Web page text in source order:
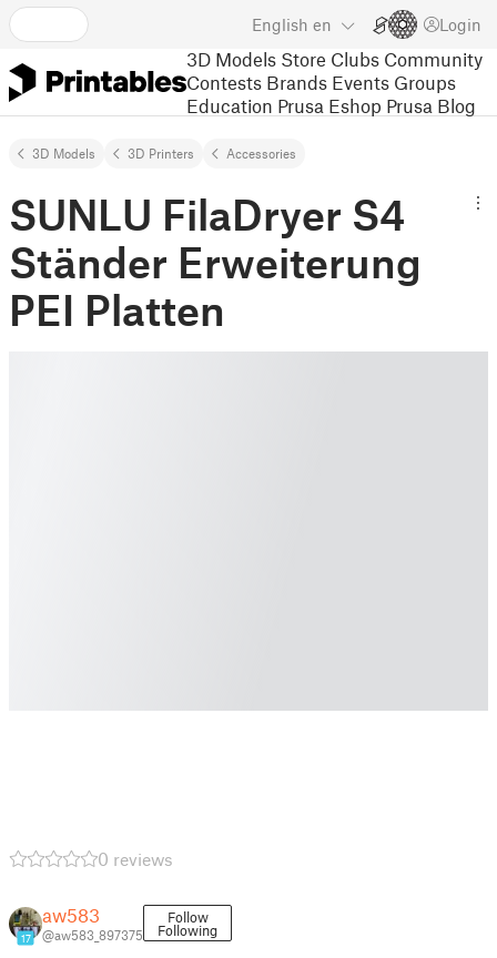
English en Login
3D Models Store Clubs Community
Contests Brands Events Groups
Education Prusa Eshop Prusa Blog
3D Models 3D Printers Accessories
SUNLU FilaDryer S4
Ständer Erweiterung
PEI Platten
0 reviews
17
aw583
@aw583_897375
Follow
Following